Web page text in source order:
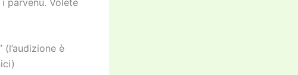
(l’audizione è